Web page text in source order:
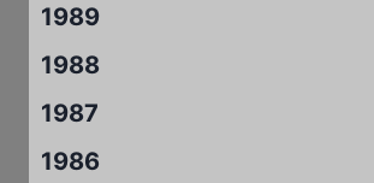
1989
1988
1987
1986